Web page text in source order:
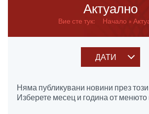
Актуално
Вие сте тук: Начало
ДАТИ
Няма публикувани новини през
Изберете месец и година от менюто